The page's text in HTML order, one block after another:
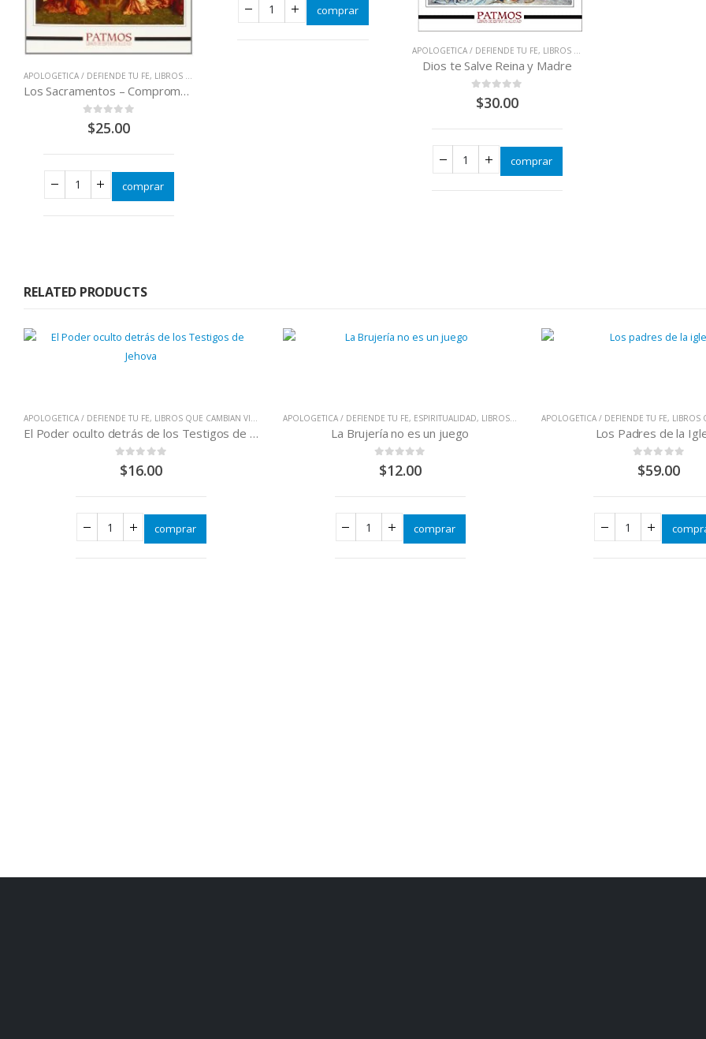
APOLOGETICA / DEFIENDE TU FE, LIBROS QUE CAMBIAN VIDAS
Los Sacramentos – Comprometidos con Dios
out of 5
$25.00
comprar
comprar
APOLOGETICA / DEFIENDE TU FE, LIBROS QUE CAMBIAN VIDAS
Dios te Salve Reina y Madre
out of 5
$30.00
comprar
RELATED PRODUCTS
APOLOGETICA / DEFIENDE TU FE, LIBROS QUE CAMBIAN VIDAS
El Poder oculto detrás de los Testigos de Jehová
out of 5
$16.00
comprar
APOLOGETICA / DEFIENDE TU FE, ESPIRITUALIDAD, LIBROS QUE CAMBIAN VIDAS
La Brujería no es un juego
out of 5
$12.00
comprar
APOLOGETICA / DEFIENDE TU FE, LIBROS
Los Padres de la
out of 5
$59.00